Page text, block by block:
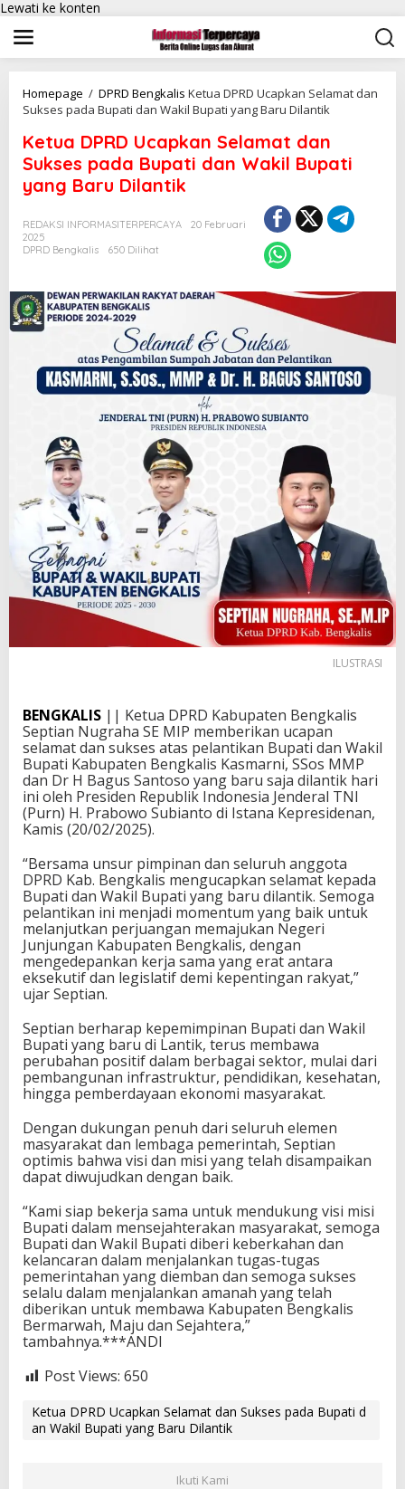
Lewati ke konten
Homepage / DPRD Bengkalis Ketua DPRD Ucapkan Selamat dan
Sukses pada Bupati dan Wakil Bupati yang Baru Dilantik
Ketua DPRD Ucapkan Selamat dan
Sukses pada Bupati dan Wakil Bupati
yang Baru Dilantik
REDAKSI INFORMASITERPERCAYA
20 Februari
2025
DPRD Bengkalis
650 Dilihat
ILUSTRASI
BENGKALIS || Ketua DPRD Kabupaten Bengkalis
Septian Nugraha SE MIP memberikan ucapan
selamat dan sukses atas pelantikan Bupati dan Wakil
Bupati Kabupaten Bengkalis Kasmarni, SSos MMP
dan Dr H Bagus Santoso yang baru saja dilantik hari
ini oleh Presiden Republik Indonesia Jenderal TNI
(Purn) H. Prabowo Subianto di Istana Kepresidenan,
Kamis (20/02/2025).
“Bersama unsur pimpinan dan seluruh anggota
DPRD Kab. Bengkalis mengucapkan selamat kepada
Bupati dan Wakil Bupati yang baru dilantik. Semoga
pelantikan ini menjadi momentum yang baik untuk
melanjutkan perjuangan memajukan Negeri
Junjungan Kabupaten Bengkalis, dengan
mengedepankan kerja sama yang erat antara
eksekutif dan legislatif demi kepentingan rakyat,”
ujar Septian.
Septian berharap kepemimpinan Bupati dan Wakil
Bupati yang baru di Lantik, terus membawa
perubahan positif dalam berbagai sektor, mulai dari
pembangunan infrastruktur, pendidikan, kesehatan,
hingga pemberdayaan ekonomi masyarakat.
Dengan dukungan penuh dari seluruh elemen
masyarakat dan lembaga pemerintah, Septian
optimis bahwa visi dan misi yang telah disampaikan
dapat diwujudkan dengan baik.
“Kami siap bekerja sama untuk mendukung visi misi
Bupati dalam mensejahterakan masyarakat, semoga
Bupati dan Wakil Bupati diberi keberkahan dan
kelancaran dalam menjalankan tugas-tugas
pemerintahan yang diemban dan semoga sukses
selalu dalam menjalankan amanah yang telah
diberikan untuk membawa Kabupaten Bengkalis
Bermarwah, Maju dan Sejahtera,”
tambahnya.***ANDI
Post Views: 650
Ketua DPRD Ucapkan Selamat dan Sukses pada Bupati d
an Wakil Bupati yang Baru Dilantik
Ikuti Kami